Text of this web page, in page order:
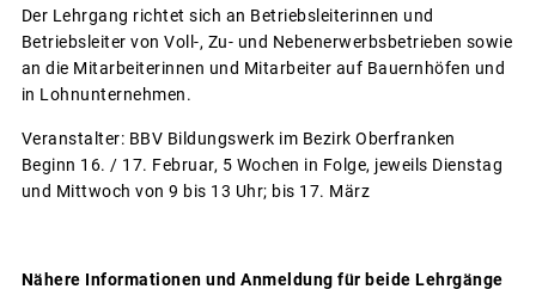
Der Lehrgang richtet sich an Betriebsleiterinnen und
Betriebsleiter von Voll-, Zu- und Nebenerwerbsbetrieben sowie
an die Mitarbeiterinnen und Mitarbeiter auf Bauernhöfen und
in Lohnunternehmen.
Veranstalter: BBV Bildungswerk im Bezirk Oberfranken
Beginn 16. / 17. Februar, 5 Wochen in Folge, jeweils Dienstag
und Mittwoch von 9 bis 13 Uhr; bis 17. März
Nähere Informationen und Anmeldung für beide Lehrgänge